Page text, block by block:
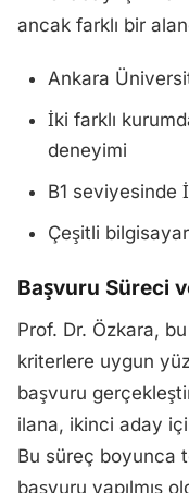
ancak farklı bir
Ankara
İki farklı
deneyimi
B1 seviyesinde
Çeşitli
Başvuru Süreci
Prof. Dr. Özkara,
kriterlere uygun
başvuru
ilana, ikinci aday
Bu süreç boyunca
başvuru yapılmış